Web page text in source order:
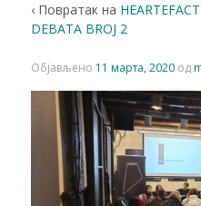
‹ Повратак на
DEBATA BROJ 2
Објављено 11 марта, 2020од